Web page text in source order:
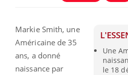
Une
le 18
Markie Smith, une
Américaine de 35
ans, a donné
naissance par